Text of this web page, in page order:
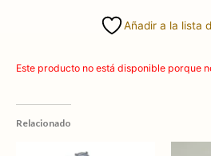
Añadir a la lista
Este producto no está disponible porque
Relacionado